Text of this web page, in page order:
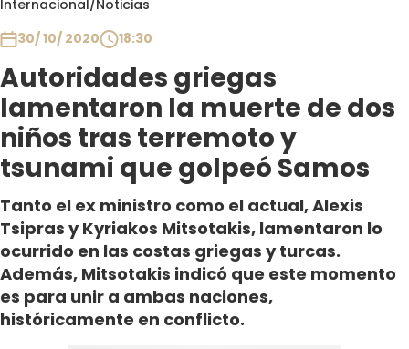
Internacional/Noticias
30/ 10/ 2020
18:30
Autoridades griegas
lamentaron la muerte de dos
niños tras terremoto y
tsunami que golpeó Samos
Tanto el ex ministro como el actual, Alexis
Tsipras y Kyriakos Mitsotakis, lamentaron lo
ocurrido en las costas griegas y turcas.
Además, Mitsotakis indicó que este momento
es para unir a ambas naciones,
históricamente en conflicto.
Club De La Comedia
Contigo en Directo
Plan Perfecto
El Tiempo
Sabingo
Todos Los Programas